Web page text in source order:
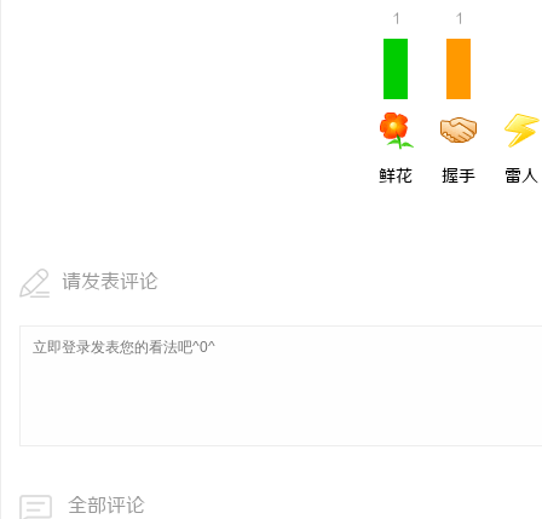
1
鲜花
1
握手 雷人
请发表评论
全部评论